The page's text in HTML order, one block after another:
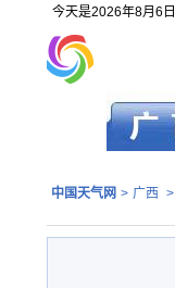
今天是2026年8月6日
中国天气网 > 广西 >